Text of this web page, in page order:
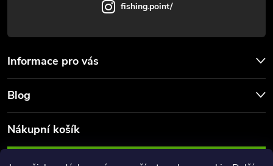
fishing.point/
Informace pro vás
Blog
Nákupní košík
0 KČ